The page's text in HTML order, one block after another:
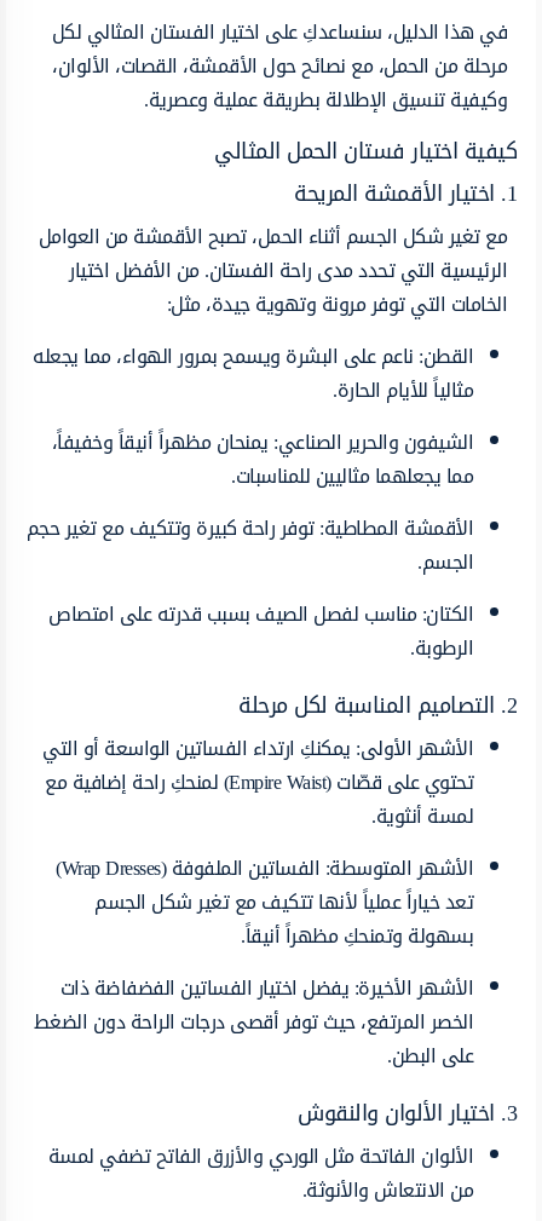
في هذا الدليل، سنساعدكِ على اختيار الفستان المثالي لكل
مرحلة من الحمل، مع نصائح حول الأقمشة، القصات، الألوان،
وكيفية تنسيق الإطلالة بطريقة عملية وعصرية.
كيفية اختيار فستان الحمل المثالي
1. اختيار الأقمشة المريحة
مع تغير شكل الجسم أثناء الحمل، تصبح الأقمشة من العوامل
الرئيسية التي تحدد مدى راحة الفستان. من الأفضل اختيار
الخامات التي توفر مرونة وتهوية جيدة، مثل:
القطن: ناعم على البشرة ويسمح بمرور الهواء، مما يجعله
مثالياً للأيام الحارة.
الشيفون والحرير الصناعي: يمنحان مظهراً أنيقاً وخفيفاً،
مما يجعلهما مثاليين للمناسبات.
الأقمشة المطاطية: توفر راحة كبيرة وتتكيف مع تغير حجم
الجسم.
الكتان: مناسب لفصل الصيف بسبب قدرته على امتصاص
الرطوبة.
2. التصاميم المناسبة لكل مرحلة
الأشهر الأولى: يمكنكِ ارتداء الفساتين الواسعة أو التي
تحتوي على قصّات (Empire Waist) لمنحكِ راحة إضافية مع
لمسة أنثوية.
الأشهر المتوسطة: الفساتين الملفوفة (Wrap Dresses)
تعد خياراً عملياً لأنها تتكيف مع تغير شكل الجسم
بسهولة وتمنحكِ مظهراً أنيقاً.
الأشهر الأخيرة: يفضل اختيار الفساتين الفضفاضة ذات
الخصر المرتفع، حيث توفر أقصى درجات الراحة دون الضغط
على البطن.
3. اختيار الألوان والنقوش
الألوان الفاتحة مثل الوردي والأزرق الفاتح تضفي لمسة
من الانتعاش والأنوثة.